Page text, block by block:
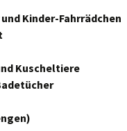
und Kinder-
und
Mengen)